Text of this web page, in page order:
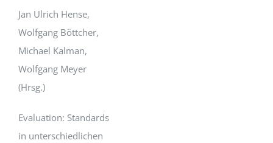
Jan Ulrich Hense,
Wolfgang Böttcher,
Michael Kalman,
Wolfgang Meyer
(Hrsg.)
Evaluation: Standards
in unterschiedlichen